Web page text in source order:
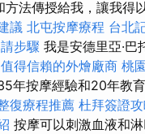
法傳授給我，讓我得
議 北屯按摩療程 台北
步驟 我是安德里亞·巴
值得信賴的外燴廠商 桃
年按摩經驗和20年教
復療程推薦 杜拜簽證
按摩可以刺激血液和